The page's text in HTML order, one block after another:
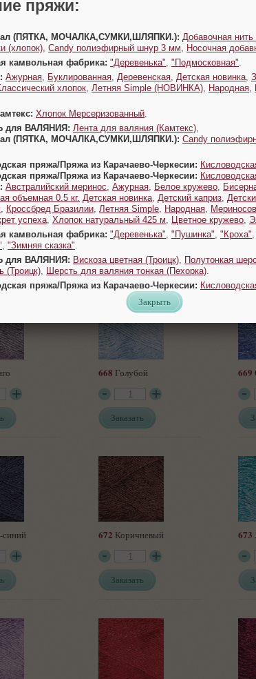
662Лимонный
Заказать
663
665Розовый леденец
Заказать
666
668 Голубой
Заказать
669
672 Коричневый
Заказать
673
пряжи:
(ПЯТКА, МОЧАЛКА,СУМКИ,ШЛЯПКИ.): Добавочная
(хлопок) Candy полиэфирный шнур 3 мм Носочная
камвольная фабрика: "Деревенька" "Подмосковная"
Ажурная Буклированная Деревенская Детская новинка
хлопок Летняя Simple (НОВИНКА) Народная
Хлопок Мерсеризованный
для ВАЛЯНИЯ: Лента для валяния (Камтекс)
(ПЯТКА, МОЧАЛКА,СУМКИ,ШЛЯПКИ.): Candy
пряжа/Пряжа из Карачаево-Черкесии:
пряжа/Пряжа из Карачаево-Черкесии:
Австралийский меринос Ажурная Белое кружево
объемная 0.5 кг. Детская новинка Детский каприз
Кроссбред Бразилии Летняя Simple Народная
успеха Хлопок натуральный 425 м Цветное кружево
камвольная фабрика: "Деревенька" "Пушинка" "Кроха"
"Зимняя сказка"
для ВАЛЯНИЯ: Вискоза цветная (Троицк) Полутонкая
(Троицк)
Шерсть для валяния тонкая (Пехорка)
пряжа/Пряжа из Карачаево-Черкесии:
Закрыть